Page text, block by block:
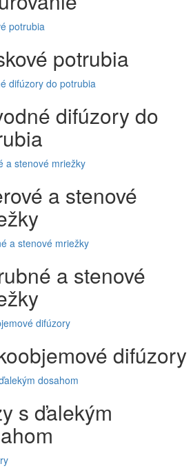
potrubia
potrubia
difúzory do potrubia
difúzory do
a stenové mriežky
a stenové
a stenové mriežky
a stenové
difúzory
difúzory
dosahom
s ďalekým